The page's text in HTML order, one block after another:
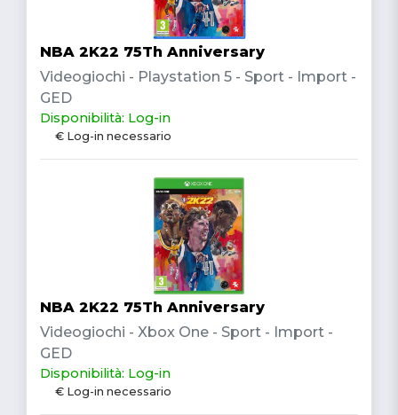
NBA 2K22 75Th Anniversary
Videogiochi - Playstation 5 - Sport - Import -
GED
Disponibilità: Log-in
€ Log-in necessario
NBA 2K22 75Th Anniversary
Videogiochi - Xbox One - Sport - Import -
GED
Disponibilità: Log-in
€ Log-in necessario